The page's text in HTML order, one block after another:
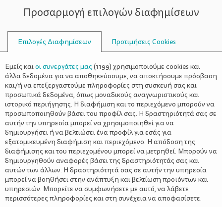
ΣΥΜΒΟΥΛΟΙ
ΒΕΛΤΊΩΣΗ ΤΗΣ ΔΙΆΘΕΣΗΣ
Προσαρμογή επιλογών διαφημίσεων
Επιλογές Διαφημίσεων Προτιμήσεις Cookies
Εμείς καιοι συνεργάτες μας (1199) χρησιμοποιούμε cookies και
άλλα δεδομένα για να αποθηκεύσουμε, να αποκτήσουμε πρόσβαση
και/ή να επεξεργαστούμε πληροφορίες στη συσκευή σας και
προσωπικά δεδομένα, όπως μοναδικούς αναγνωριστικούς και
ιστορικό περιήγησης. Η διαφήμιση και το περιεχόμενο μπορούν να
προσωποποιηθούν βάσει του προφίλ σας. Η δραστηριότητά σας σε
αυτήν την υπηρεσία μπορεί να χρησιμοποιηθεί για να
δημιουργήσει ή να βελτιώσει ένα προφίλ για εσάς για
εξατομικευμένη διαφήμιση και περιεχόμενο. Η απόδοση της
διαφήμισης και του περιεχομένου μπορεί να μετρηθεί. Μπορούν να
δημιουργηθούν αναφορές βάσει της δραστηριότητάς σας και
αυτών των άλλων. Η δραστηριότητά σας σε αυτήν την υπηρεσία
μπορεί να βοηθήσει στην ανάπτυξη και βελτίωση προϊόντων και
υπηρεσιών. Μπορείτε να συμφωνήσετε με αυτό, να λάβετε
περισσότερες πληροφορίες και στη συνέχεια να αποφασίσετε.